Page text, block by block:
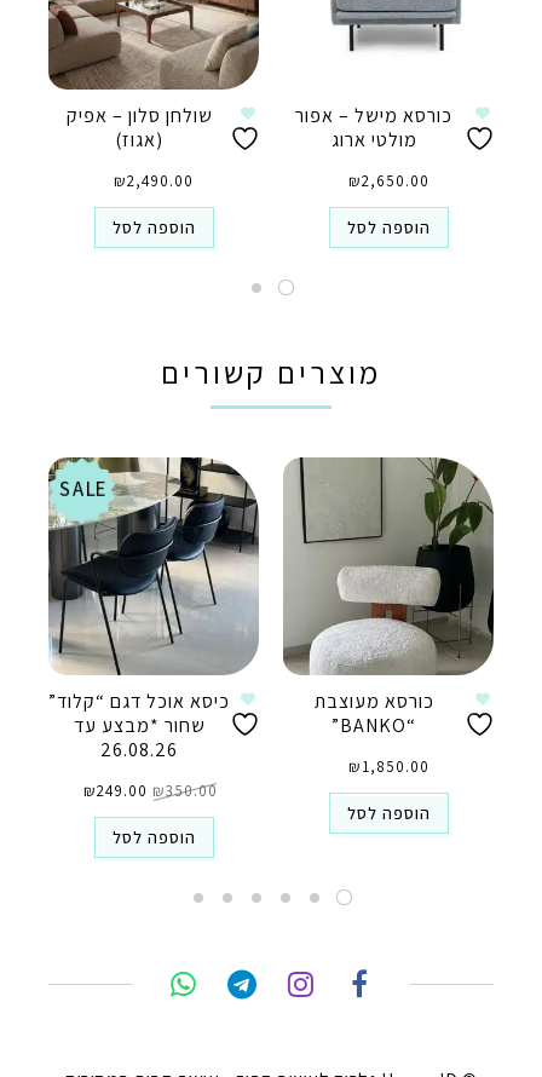
כורסא מישל – אפור
מולטי ארוג
₪2,650.00
הוספה לסל
שולחן סלון – אפיק
(אגוז)
₪2,490.00
הוספה לסל
מוצרים קשורים
כורסא מעוצבת
“BANKO”
₪1,850.00
הוספה לסל
SALE
כיסא אוכל דגם “קלוד”
שחור *מבצע עד
26.08.26
₪350.00 המקורי
היה:
₪350.00.
₪249.00 הנוכחי
הוא:
הוספה לסל